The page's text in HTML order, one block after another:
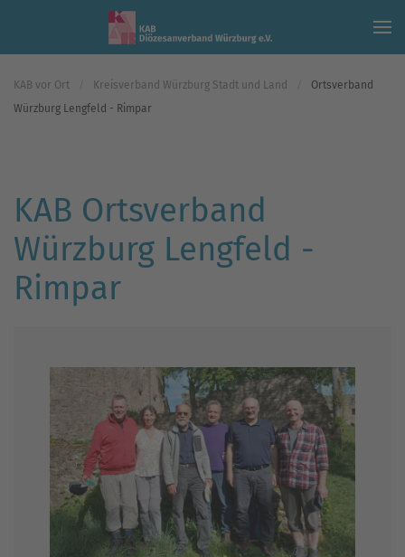
Skip to main content
KAB vor Ort Kreisverband Würzburg Stadt und Land
Ortsverband
Würzburg Lengfeld - Rimpar
KAB Ortsverband
Würzburg Lengfeld -
Rimpar